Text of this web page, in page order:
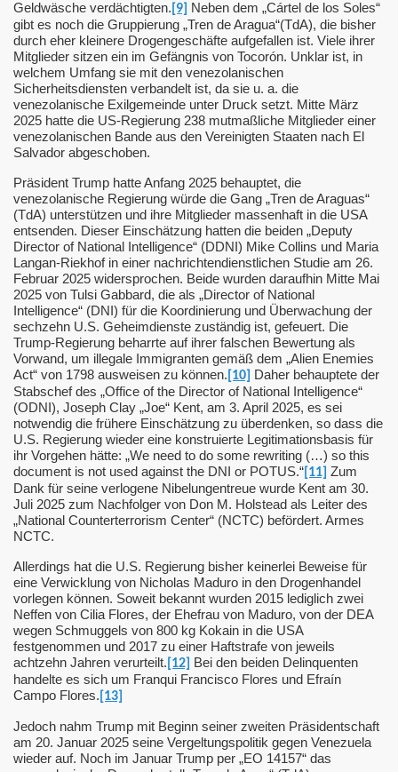
Geldwäsche verdächtigten. [9]
Neben dem „Cártel de los Soles“
gibt es noch die Gruppierung „Tren de Aragua“(TdA), die bisher
durch eher kleinere Drogengeschäfte aufgefallen ist. Viele ihrer
Mitglieder sitzen ein im Gefängnis von Tocorón. Unklar ist, in
welchem Umfang sie mit den venezolanischen
Sicherheitsdiensten verbandelt ist, da sie u. a. die
venezolanische Exilgemeinde unter Druck setzt. Mitte März
2025 hatte die US-Regierung 238 mutmaßliche Mitglieder einer
venezolanischen Bande aus den Vereinigten Staaten nach El
Salvador abgeschoben.
Präsident Trump hatte Anfang 2025 behauptet, die
venezolanische Regierung würde die Gang „Tren de Araguas“
(TdA) unterstützen und ihre Mitglieder massenhaft in die USA
entsenden. Dieser Einschätzung hatten die beiden „Deputy
Director of National Intelligence“ (DDNI) Mike Collins und Maria
Langan-Riekhof in einer nachrichtendienstlichen Studie am 26.
Februar 2025 widersprochen. Beide wurden daraufhin Mitte Mai
2025 von Tulsi Gabbard, die als „Director of National
Intelligence“ (DNI) für die Koordinierung und Überwachung der
sechzehn U.S. Geheimdienste zuständig ist, gefeuert. Die
Trump-Regierung beharrte auf ihrer falschen Bewertung als
Vorwand, um illegale Immigranten gemäß dem „Alien Enemies
Act“ von 1798 ausweisen zu können. [10]
Daher behauptete der
Stabschef des „Office of the Director of National Intelligence“
(ODNI), Joseph Clay „Joe“ Kent, am 3. April 2025, es sei
notwendig die frühere Einschätzung zu überdenken, so dass die
U.S. Regierung wieder eine konstruierte Legitimationsbasis für
ihr Vorgehen hätte: „We need to do some rewriting (…) so this
document is not used against the DNI or POTUS.“ [11] Zum
Dank für seine verlogene Nibelungentreue wurde Kent am 30.
Juli 2025 zum Nachfolger von Don M. Holstead als Leiter des
„National Counterterrorism Center“ (NCTC) befördert. Armes
NCTC.
Allerdings hat die U.S. Regierung bisher keinerlei Beweise für
eine Verwicklung von Nicholas Maduro in den Drogenhandel
vorlegen können. Soweit bekannt wurden 2015 lediglich zwei
Neffen von Cilia Flores, der Ehefrau von Maduro, von der DEA
wegen Schmuggels von 800 kg Kokain in die USA
festgenommen und 2017 zu einer Haftstrafe von jeweils
achtzehn Jahren verurteilt. [12]
Bei den beiden Delinquenten
handelte es sich um Franqui Francisco Flores und Efraín
Campo Flores. [13]
Jedoch nahm Trump mit Beginn seiner zweiten Präsidentschaft
am 20. Januar 2025 seine Vergeltungspolitik gegen Venezuela
wieder auf. Noch im Januar Trump per „EO 14157“ das
im Anti-Terrorkrieg
Staat
getötet
islamistischer Piraten
und Cambrils
und-Spangdahlem